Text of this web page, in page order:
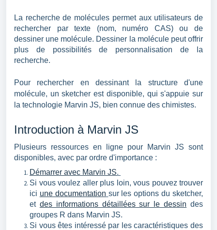
La recherche de molécules permet aux utilisateurs de
rechercher par texte (nom, numéro CAS) ou de
dessiner une molécule. Dessiner la molécule peut offrir
plus de possibilités de personnalisation de la
recherche.
Pour rechercher en dessinant la structure d'une
molécule, un sketcher est disponible, qui s'appuie sur
la technologie Marvin JS, bien connue des chimistes.
Introduction à Marvin JS
Plusieurs ressources en ligne pour Marvin JS sont
disponibles, avec par ordre d'importance :
Démarrer avec Marvin JS.
Si vous voulez aller plus loin, vous pouvez trouver
ici une documentation sur les options du sketcher,
et des informations détaillées sur le dessin des
groupes R dans Marvin JS.
Si vous êtes intéressé par les caractéristiques des